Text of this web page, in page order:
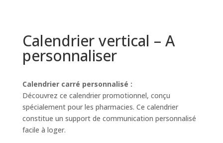
Calendrier vertical – A
personnaliser
Calendrier carré personnalisé :
Découvrez ce calendrier promotionnel, conçu
spécialement pour les pharmacies. Ce calendrier
constitue un support de communication personnalisé
facile à loger.